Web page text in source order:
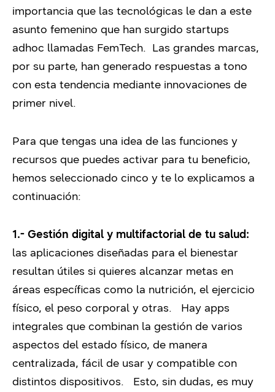
importancia que las tecnológicas le dan a este
asunto femenino que han surgido startups
adhoc llamadas FemTech. Las grandes marcas,
por su parte, han generado respuestas a tono
con esta tendencia mediante innovaciones de
primer nivel.
Para que tengas una idea de las funciones y
recursos que puedes activar para tu beneficio,
hemos seleccionado cinco y te lo explicamos a
continuación:
1.- Gestión digital y multifactorial de tu salud:
las aplicaciones diseñadas para el bienestar
resultan útiles si quieres alcanzar metas en
áreas específicas como la nutrición, el ejercicio
físico, el peso corporal y otras. Hay apps
integrales que combinan la gestión de varios
aspectos del estado físico, de manera
centralizada, fácil de usar y compatible con
distintos dispositivos. Esto, sin dudas, es muy